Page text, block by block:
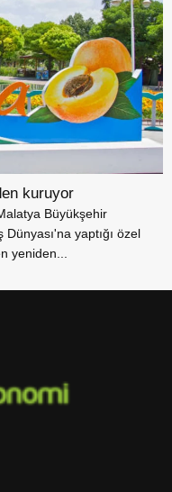
kuruyor
Büyükşehir
yaptığı özel
yeniden...